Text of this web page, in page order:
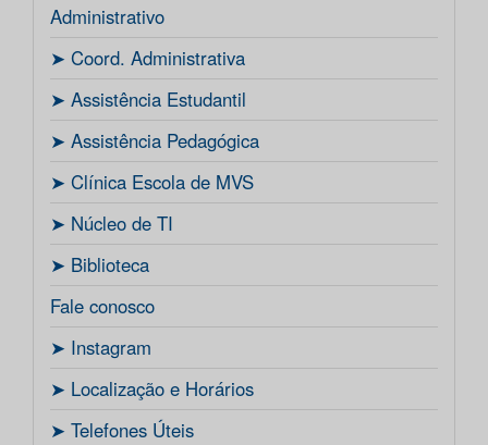
Administrativo
ㅤ➤ Coord. Administrativa
ㅤ➤ Assistência Estudantil
ㅤ➤ Assistência Pedagógica
ㅤ➤ Clínica Escola de MVS
ㅤ➤ Núcleo de TI
ㅤ➤ Biblioteca
Fale conosco
ㅤ➤ Instagram
ㅤ➤ Localização e Horários
ㅤ➤ Telefones Úteis